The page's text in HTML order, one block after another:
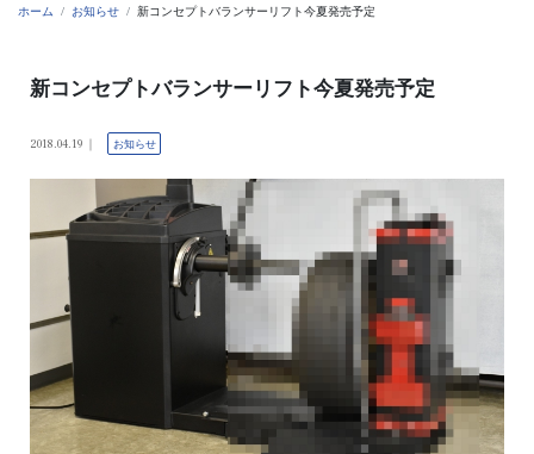
ホーム お知らせ 新コンセプトバランサーリフト今夏発売予定
新コンセプトバランサーリフト今夏発売予定
2018.04.19 お知らせ